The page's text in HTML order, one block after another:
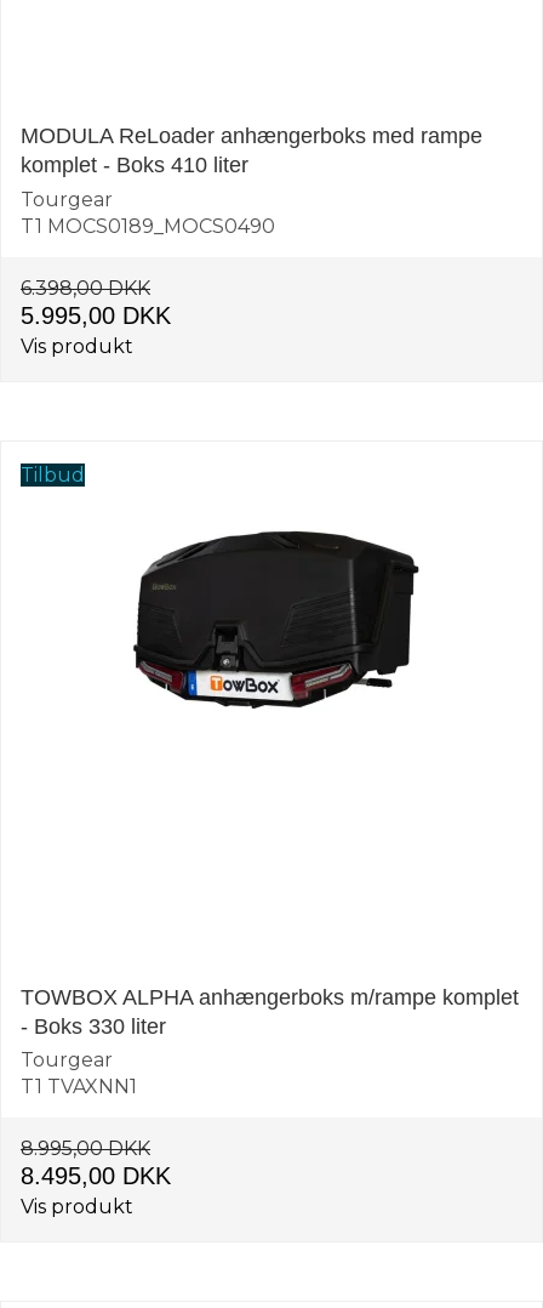
MODULA ReLoader anhængerboks med rampe
komplet - Boks 410 liter
Tourgear
T1 MOCS0189_MOCS0490
6.398,00 DKK
5.995,00 DKK
Vis produkt
Tilbud
TOWBOX ALPHA anhængerboks m/rampe komplet
- Boks 330 liter
Tourgear
T1 TVAXNN1
8.995,00 DKK
8.495,00 DKK
Vis produkt